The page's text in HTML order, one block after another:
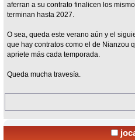
aferran a su contrato finalicen los
terminan hasta 2027.
O sea, queda este verano aún y el
que hay contratos como el de Nianzou
apriete más cada temporada.
Queda mucha travesía.